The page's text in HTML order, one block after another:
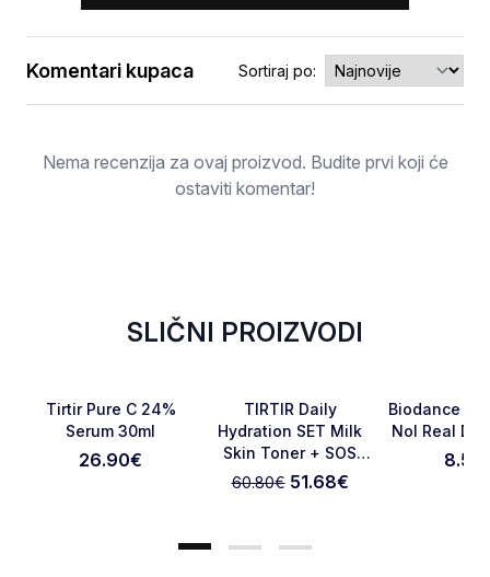
Ocjena
Otkaži pregled
Komentari kupaca Sortiraj po:
Nema recenzija za ovaj proizvod. Budite prvi koji će
ostaviti komentar!
SLIČNI PROIZVODI
Favorite
Tirtir Pure C 24%
Serum 30ml
26.90€
Favorite
TIRTIR Daily
Hydration SET Milk
Skin Toner + SOS
Serum
60.80€ 51.68€
Biodance
Nol Real
8.50